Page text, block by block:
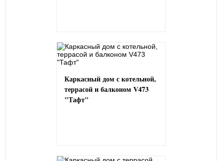
Каркасный дом с котельной,
террасой и балконом V473
"Тафт"